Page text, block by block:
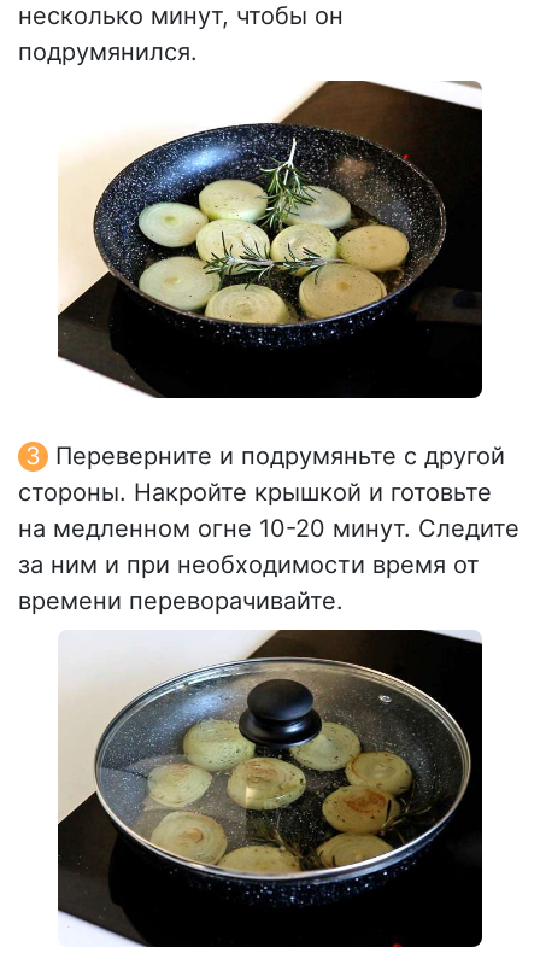
несколько минут, чтобы он
подрумянился.
Переверните и подрумяньте с другой
стороны. Накройте крышкой и готовьте
на медленном огне 10-20 минут. Следите
за ним и при необходимости время от
времени переворачивайте.